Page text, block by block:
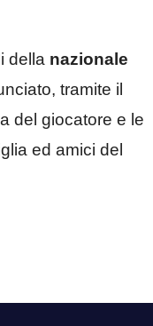
della nazionale
tramite il
del giocatore e le
ed amici del